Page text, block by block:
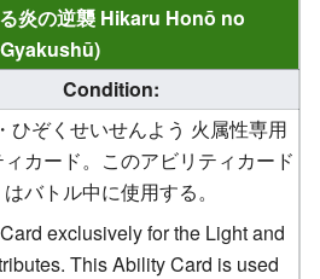
炎の逆襲 Hikaru Honō no
Gyakushū)
Condition:
ひぞくせいせんよう 火属性専用
カード。このアビリティカード
はバトル中に使用する。
exclusively for the Light and
This Ability Card is used